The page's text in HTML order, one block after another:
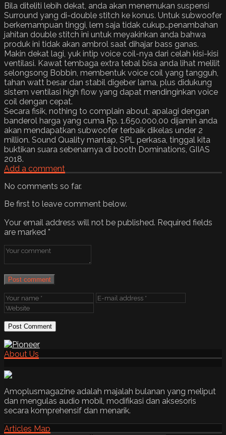
Bila diteliti lebih dekat, anda akan menemukan suspensi
Surround yang di-double stitch ke konus. Untuk subwoofer
berkemampuan tinggi, lem saja tidak cukup…penambahan
jahitan double stitch ini untuk meyakinkan anda bahwa
produk ini tidak akan ambrol saat dihajar bass ganas.
Makin dekat lagi, yuk intip voice coil-nya dari celah kisi-kisi
ventilasi. Kawat tembaga extra tebal bisa anda lihat melilit
selongsong Bobbin, membentuk voice coil yang tangguh,
tahan watt besar dan stabil digeber lama, plus didukung
sistem ventilasi high flow yang dapat mendinginkan voice
coil dengan cepat.
Secara fisik, nothing to complain about, apalagi dengan
banderol harga yang cuma Rp. 1.650.000,00 dijamin anda
akan mendapatkan subwoofer terbaik dikelas under 2
million. Sound Quality mantap, SPL perkasa, tinggal kita
buktikan suara sebenarnya di booth Dominations, GIIAS
2018.
Add a comment
No comments so far.
Be first to leave comment below.
Your email address will not be published. Required fields
are marked *
Post comment
About Us
Amoplusmagazine adalah majalah bulanan yang meliput
dan mengulas audio mobil, modifikasi dan aksesoris
secara komprehensif dan menarik.
Articles Map